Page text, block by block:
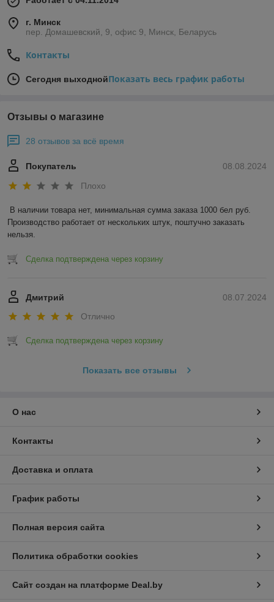
г. Минск
пер. Домашевский, 9, офис 9, Минск, Беларусь
Контакты
Сегодня выходнойПоказать весь график работы
Отзывы о магазине
28 отзывов за всё время
08.08.2024
Покупатель
Плохо
В наличии товара нет, минимальная сумма заказа 1000 бел руб.
Производство работает от нескольких штук, поштучно заказать
нельзя.
Сделка подтверждена через корзину
08.07.2024
Дмитрий
Отлично
Сделка подтверждена через корзину
Показать все отзывы
О нас
Контакты
Доставка и оплата
График работы
Полная версия сайта
Политика обработки cookies
Сайт создан на платформе Deal.by